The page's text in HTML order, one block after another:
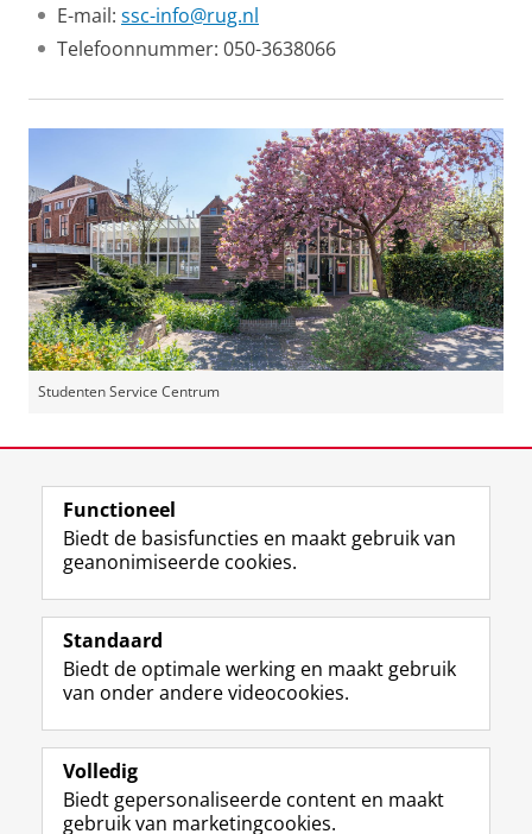
E-mail: ssc-info@rug.nl
Telefoonnummer: 050-3638066
Studenten Service Centrum
View this page in:
Volg de RUG
F
a
e
b
o
p
a
L
i
k
e
I
-
p
R
S
-
f
e
R
I
n
t
r
m
Y
o
T
e
k
Studiekiezers
Alumni
Over ons
Functioneel
Biedt de basisfuncties en maakt gebruik van
geanonimiseerde cookies.
Standaard
Biedt de optimale werking en maakt gebruik
van onder andere videocookies.
Volledig
Biedt gepersonaliseerde content en maakt
gebruik van marketingcookies.